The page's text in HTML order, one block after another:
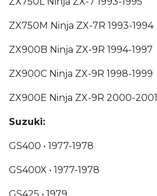
ZX750M Ninja ZX-7R 1993-1994
ZX900B Ninja ZX-9R 1994-1997
ZX900C Ninja ZX-9R 1998-1999
ZX900E Ninja ZX-9R 2000-2001
Suzuki:
GS400 • 1977-1978
GS400X • 1977-1978